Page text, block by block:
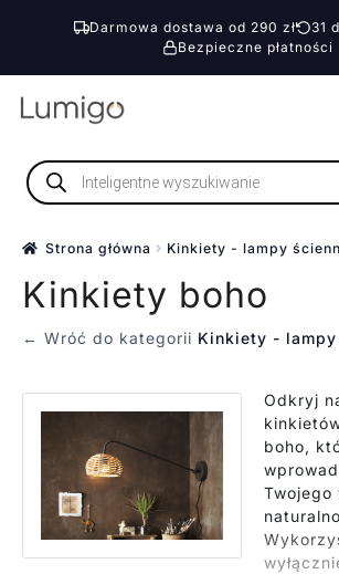
Darmowa dostawa od 290 zł
31
Bezpieczne płatności
Przejdź
nawigacji
Przejdź
treściWyszukiwarka
produktów
Strona główna Kinkiety - lampy
Kinkiety boho
← Wróć do kategorii Kinkiety -
Odkryj
boho,
Twojego